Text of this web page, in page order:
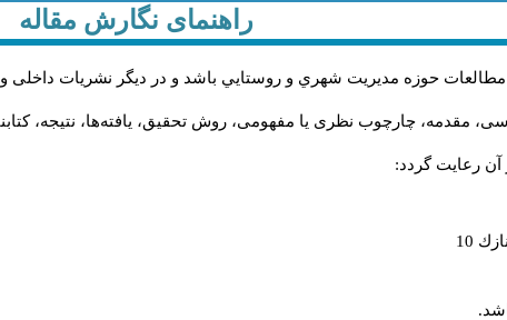
راهنمای نگارش مقاله
مطالعات حوزه مديريت شهري و روستايي باشد و در دیگر نشریات داخلی
مقدمه، چارچوب نظری یا مفهومی، روش تحقیق، یافته‌ها، نتیجه،
آن رعايت گردد:
نازك 10